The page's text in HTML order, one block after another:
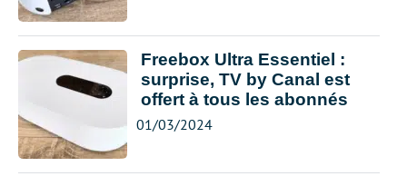
Freebox Ultra Essentiel :
surprise, TV by Canal est
offert à tous les abonnés
01/03/2024